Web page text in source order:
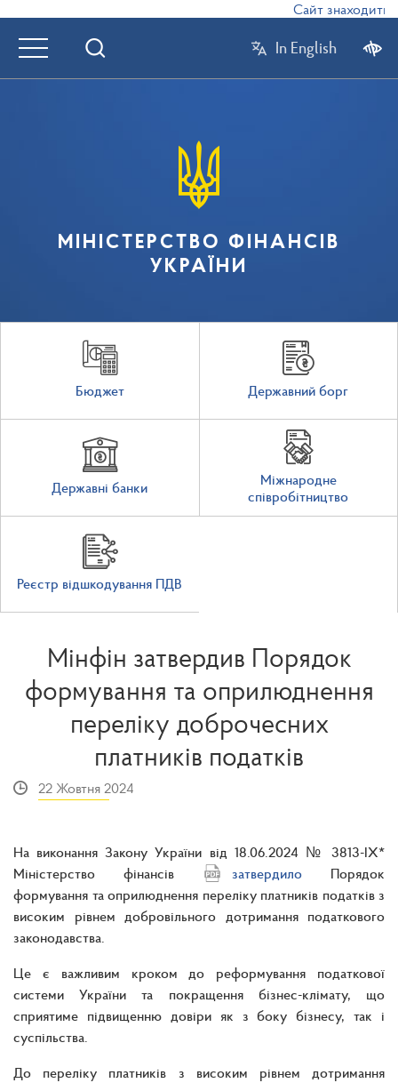
Сайт
In English
МІНІСТЕРСТВО ФІНАНСІВ
УКРАЇНИ
Бюджет Державний борг
Державні банки
Міжнародне
співробітництво
Реєстр відшкодування ПДВ
Мінфін затвердив Порядок
формування та оприлюднення
переліку доброчесних
платників податків
22 Жовтня 2024
На виконання Закону України від 18.06.2024 № 3813-ІХ*
Міністерство фінансів
затвердилоПорядок
формування та оприлюднення переліку платників податків з
високим рівнем добровільного дотримання податкового
законодавства.
Це є важливим кроком до реформування податкової
системи України та покращення бізнес-клімату, що
сприятиме підвищенню довіри як з боку бізнесу, так і
суспільства.
До переліку платників з високим рівнем дотримання